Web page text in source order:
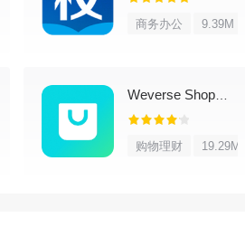
商务办公 9.39M
购物理财 19.29M